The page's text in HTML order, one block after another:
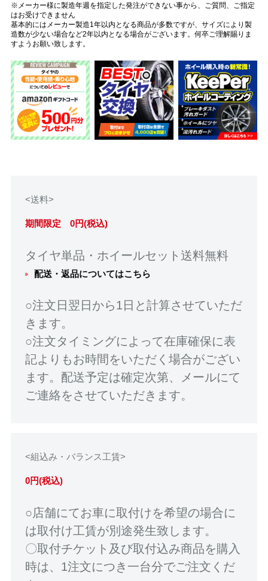
※メーカー様に製造年週を指定した発注ができない事から、ご質問、ご指定
はお受けできません
基本的にはメーカー製造1年以内となる商品が多数ですが、サイズにより製
造数が少ない場合など2年以内となる場合がございます。何卒ご理解賜りま
すようお願い致します。
<送料>
期間限定 0円(税込)
タイヤ単品・ホイールセット送料無料
配送・返品についてはこちら
○注文日翌日から1日と計算させていただ
きます。
○注文タイミングによって在庫確保に表
記よりもお時間をいただく場合がござい
ます。配送予定は確定次第、メールにて
ご連絡をさせていただきます。
<組込み・バランス工賃>
0円(税込)
○店舗にてお車に取付けを希望の場合に
は取付け工賃が別途発生致します。
〇取付チケット及び取付込み商品を購入
時は、1注文につき一台分でご注文くだ